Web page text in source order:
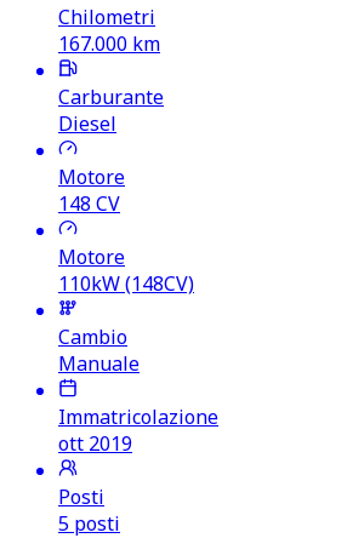
Chilometri
167.000 km
Carburante
Diesel
Motore
148 CV
Motore
110kW (148CV)
Cambio
Manuale
Immatricolazione
ott 2019
Posti
5 posti